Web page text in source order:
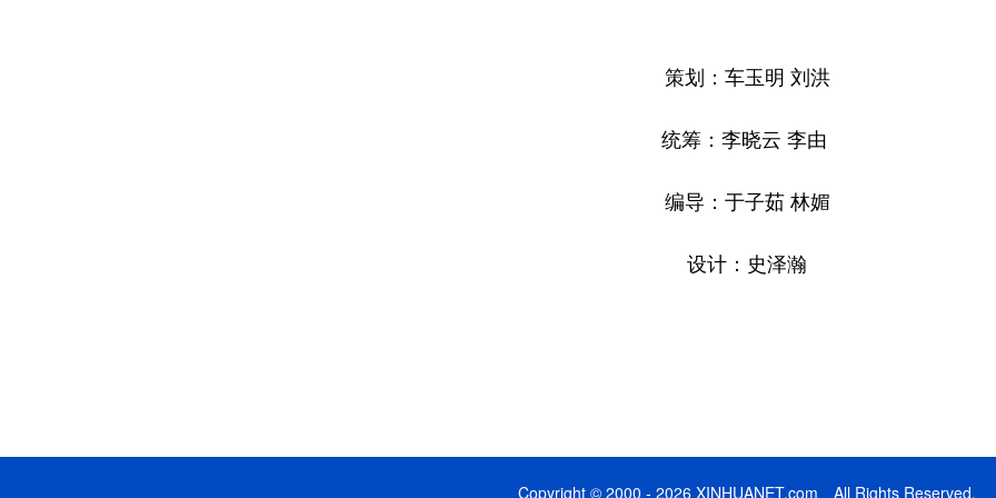
策划：车玉明 刘洪
统筹：李晓云 李由
编导：于子茹 林媚
设计：史泽瀚
Copyright © 2000 - 2026 XINHUANET.com All Rights Reserved.